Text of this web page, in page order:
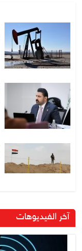
آخر الفيديوهات